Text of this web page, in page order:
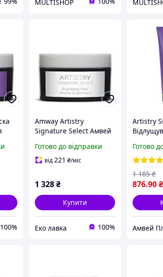
MULTISHOP
100%
Amway Artistry
Signature Select Амвей
маска для шкіри
обличчя, 125 мл
Готово до відправки
від221 ₴/міс
1 328₴
Купити
Еко лавка 100%
Artistry
Готово
876.90 ₴
1 185 ₴
Амвей